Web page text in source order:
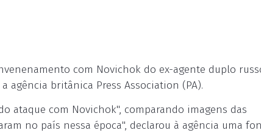
com Novichok do ex-agente duplo
agência britânica Press Association (PA).
ataque com Novichok", comparando imagens das
no país nessa época", declarou à agência uma